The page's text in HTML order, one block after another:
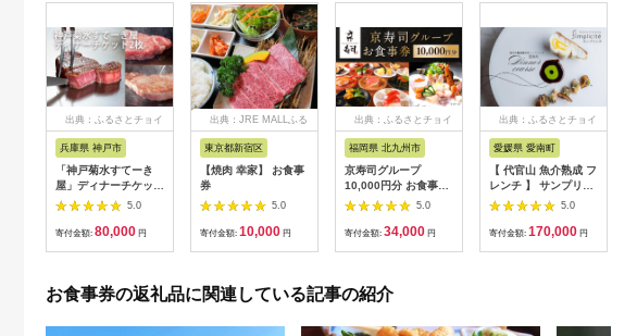
出典：ふるさとチョイ
兵庫県 神戸市
「神戸菊水すてーき
屋」ディナーチケット
（2枚）
5.0
寄付金額: 80,000 円
出典：JRE MALLふる
東京都新宿区
【焼肉 幸家】 お食事
券
5.0
寄付金額: 10,000 円
出典：ふるさとチョイ
福岡県 北九州市
京寿司グループ
10,000円分 お食事券
1000円×10枚 食事チ
ケット チケット 寿司
福岡県 北九州市
5.0
寄付金額: 34,000 円
出典：ふるさとチョイ
愛媛県 愛南町
【 代官山 魚介熟成 フ
レンチ 】 サンプリシ
テ 「 愛南町 ディナー
コース 」 食事券 2名
様分
5.0
寄付金額: 170,000 円
お食事券の返礼品に関連している記事の紹介